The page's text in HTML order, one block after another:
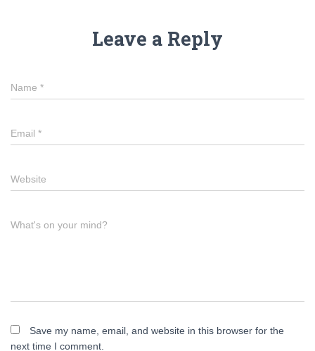
Leave a Reply
Name *
Email *
Website
What's on your mind?
Save my name, email, and website in this browser for the
next time I comment.